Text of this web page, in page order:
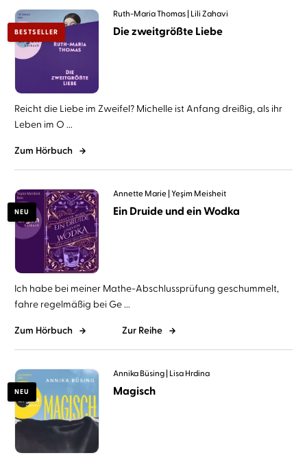
BESTSELLER
Ruth-Maria Thomas Lili Zahavi
Die zweitgrößte Liebe
Reicht die Liebe im Zweifel? Michelle ist Anfang dreißig, als ihr
Leben im O ...
Zum Hörbuch
NEU
Annette Marie Yeşim Meisheit
Ein Druide und ein Wodka
Ich habe bei meiner Mathe-Abschlussprüfung geschummelt,
fahre regelmäßig bei Ge ...
Zum Hörbuch Zur Reihe
NEU
Annika Büsing Lisa Hrdina
Magisch